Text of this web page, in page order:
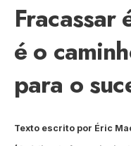
Fracassar
é o
para o
Texto escrito por Éric